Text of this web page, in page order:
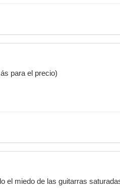
para el precio)
el miedo de las guitarras